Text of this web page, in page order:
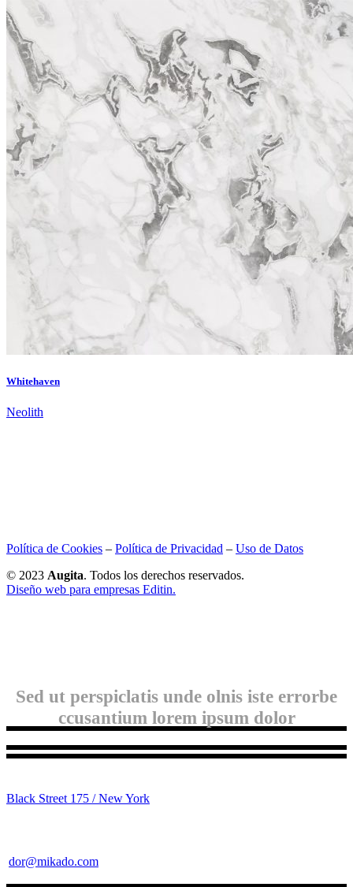
Whitehaven
Neolith
Política de Cookies – Política de Privacidad – Uso de Datos
© 2023 Augita. Todos los derechos reservados.
Diseño web para empresas Editin.
Sed ut perspiclatis unde olnis iste errorbe
ccusantium lorem ipsum dolor
Black Street 175 / New York
dor@mikado.com